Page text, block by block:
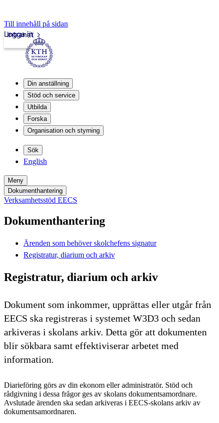
Till innehåll på sidan
Intranät
Logga in
Din anställning
Stöd och service
Utbilda
Forska
Organisation och styrning
Sök
English
Meny
Dokumenthantering
Verksamhetsstöd EECS
Dokumenthantering
Ärenden som behöver skolchefens signatur
Registratur, diarium och arkiv
Registratur, diarium och arkiv
Dokument som inkommer, upprättas eller utgår från
EECS ska registreras i systemet W3D3 och sedan
arkiveras i skolans arkiv. Detta gör att dokumenten
blir sökbara samt effektiviserar arbetet med
information.
Diarieföring görs av din ekonom eller administratör. Stöd och
rådgivning i dessa frågor ges av skolans dokumentsamordnare.
Avslutade ärenden ska sedan arkiveras i EECS-skolans arkiv av
dokumentsamordnaren.